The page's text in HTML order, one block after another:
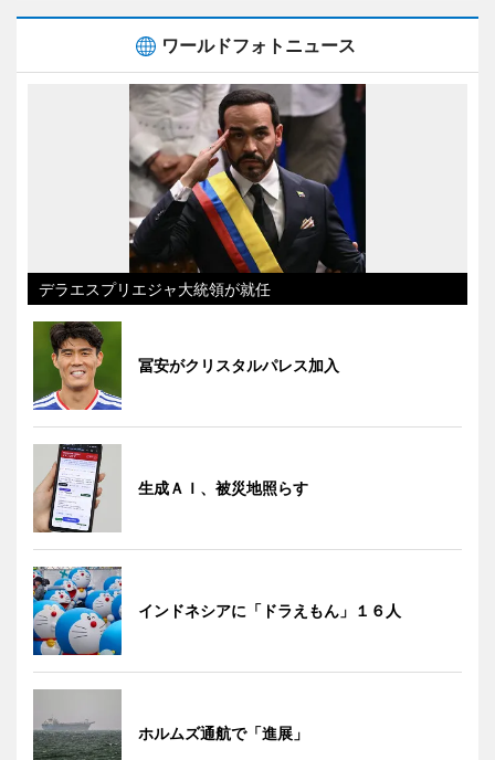
ワールドフォトニュース
デラエスプリエジャ大統領が就任
冨安がクリスタルパレス加入
生成ＡＩ、被災地照らす
インドネシアに「ドラえもん」１６人
ホルムズ通航で「進展」